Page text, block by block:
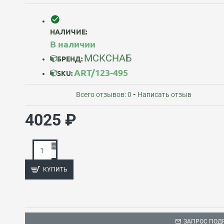
НАЛИЧИЕ:
В наличии
БРЕНД: МСКСНАБ
SKU:ART/123-495
Всего отзывов: 0 - Написать отзыв
4025 ₽
КУПИТЬ
ЗАПРОС